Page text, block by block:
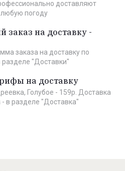
доставляют
погоду
заказ на доставку -
заказа на доставку по
разделе "Доставки"
на доставку
Голубое - 159р. Доставка
- в разделе "Доставка"